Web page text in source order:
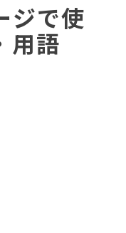
ジで使
用語